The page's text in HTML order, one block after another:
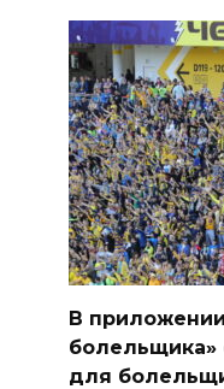
В приложении
болельщика»
для